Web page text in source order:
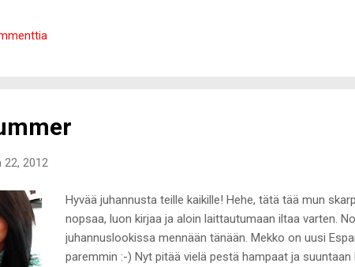
22, 2012
Hyvää juhannusta teille kaikille! Hehe, tätä tää mun
nopsaa, luon kirjaa ja aloin laittautumaan iltaa varten.
juhannuslookissa mennään tänään. Mekko on uusi
paremmin :-) Nyt pitää vielä pestä hampaat ja